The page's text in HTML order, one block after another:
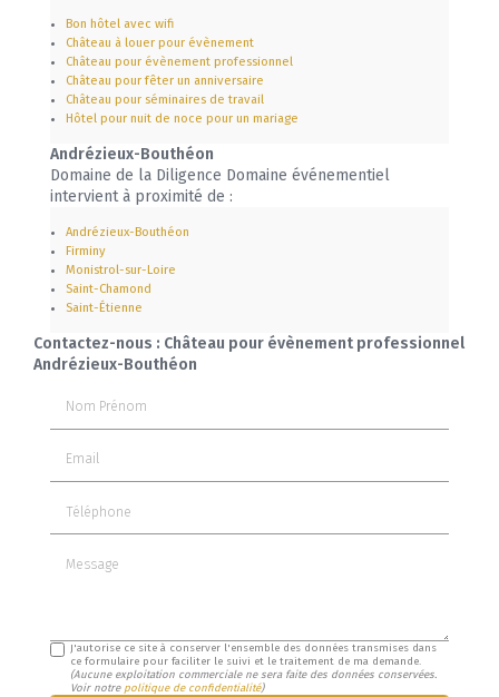
Bon hôtel avec wifi
Château à louer pour évènement
Château pour évènement professionnel
Château pour fêter un anniversaire
Château pour séminaires de travail
Hôtel pour nuit de noce pour un mariage
Andrézieux-Bouthéon
Domaine de la Diligence Domaine événementiel
intervient à proximité de :
Andrézieux-Bouthéon
Firminy
Monistrol-sur-Loire
Saint-Chamond
Saint-Étienne
Contactez-nous : Château pour évènement professionnel
Andrézieux-Bouthéon
J'autorise ce site à conserver l'ensemble des données transmises dans
ce formulaire pour faciliter le suivi et le traitement de ma demande.
(Aucune exploitation commerciale ne sera faite des données conservées.
Voir notre politique de confidentialité)